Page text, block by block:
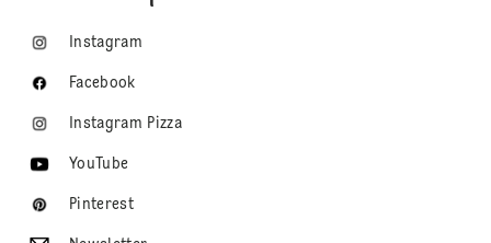
Instagram
Facebook
Instagram Pizza
YouTube
Pinterest